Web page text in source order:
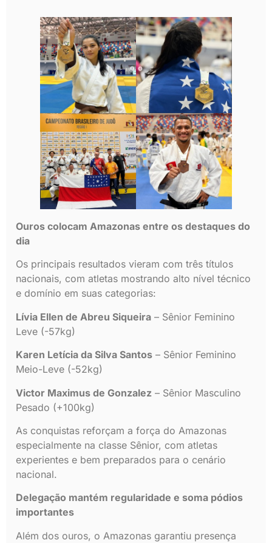
Ouros colocam Amazonas entre os destaques do
dia
Os principais resultados vieram com três títulos
nacionais, com atletas mostrando alto nível técnico
e domínio em suas categorias:
Lívia Ellen de Abreu Siqueira – Sênior Feminino
Leve (-57kg)
Karen Letícia da Silva Santos – Sênior Feminino
Meio-Leve (-52kg)
Victor Maximus de Gonzalez – Sênior Masculino
Pesado (+100kg)
As conquistas reforçam a força do Amazonas
especialmente na classe Sênior, com atletas
experientes e bem preparados para o cenário
nacional.
Delegação mantém regularidade e soma pódios
importantes
Além dos ouros, o Amazonas garantiu presença